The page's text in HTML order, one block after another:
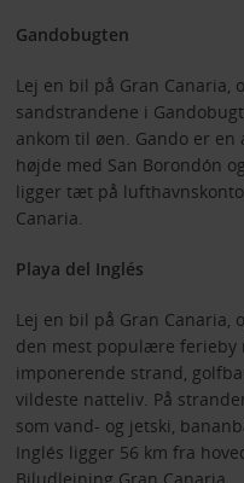
Gandobugten
Lej en bil på Gran Canaria,
sandstrandene i
ankom til øen. Gando er
højde med San Borondón
ligger tæt på
Canaria.
Playa del Inglés
Lej en bil på Gran Canaria,
den mest populære ferieby
imponerende strand,
vildeste natteliv. På
som vand- og jetski,
Inglés ligger 56 km fra
Biludlejning Gran Canaria.